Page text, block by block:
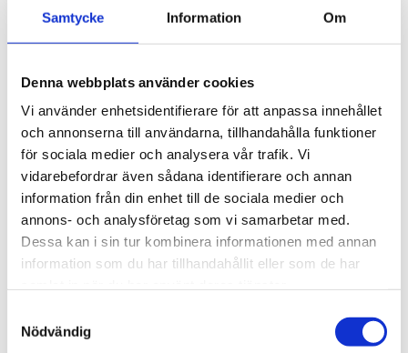
Samtycke Information Om
Denna webbplats använder cookies
Vi använder enhetsidentifierare för att anpassa innehållet
och annonserna till användarna, tillhandahålla funktioner
för sociala medier och analysera vår trafik. Vi
vidarebefordrar även sådana identifierare och annan
information från din enhet till de sociala medier och
annons- och analysföretag som vi samarbetar med.
Dessa kan i sin tur kombinera informationen med annan
information som du har tillhandahållit eller som de har
Nödvändig
Kyrkomötet
V-politiker: Svenska
hon mot ”hen”